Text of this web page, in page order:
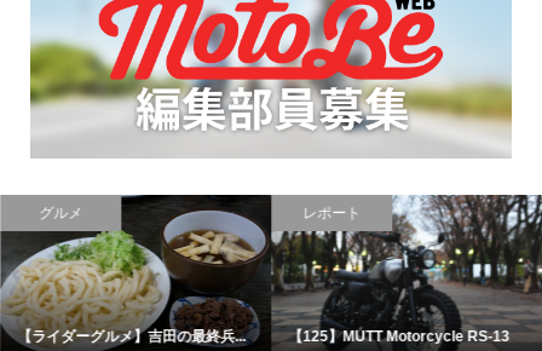
グルメ
【ライダーグルメ】吉田の最終兵...
レポート
【125】MUTT Motorcycle RS-13